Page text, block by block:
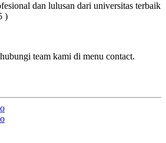
dan lulusan dari universitas terbaik
)
team kami di menu contact.